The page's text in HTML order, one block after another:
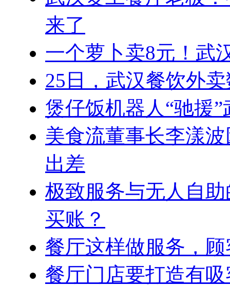
来了
一个萝卜卖8元！
25日，武汉餐饮外
煲仔饭机器人“驰援
美食流董事长李漾
出差
极致服务与无人自
买账？
餐厅这样做服务，
餐厅门店要打造有